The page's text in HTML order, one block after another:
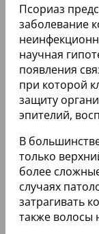
Псориаз
заболевание
научная
появления
при которой
защиту
эпителий,
В
только
более
случаях
затрагивать
также волосы